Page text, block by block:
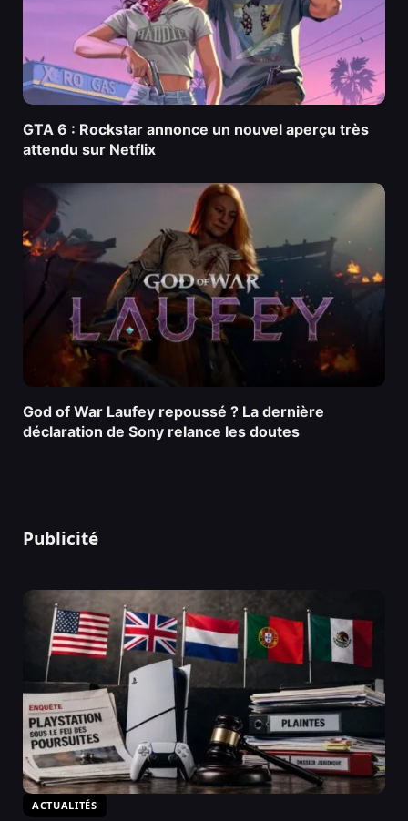
GTA 6 : Rockstar annonce un nouvel aperçu très
attendu sur Netflix
God of War Laufey repoussé ? La dernière
déclaration de Sony relance les doutes
Publicité
ACTUALITÉS